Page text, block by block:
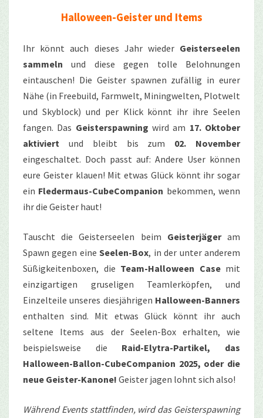
Halloween-Geister und Items
Ihr könnt auch dieses Jahr wieder Geisterseelen
sammeln und diese gegen tolle Belohnungen
eintauschen! Die Geister spawnen zufällig in eurer
Nähe (in Freebuild, Farmwelt, Miningwelten, Plotwelt
und Skyblock) und per Klick könnt ihr ihre Seelen
fangen. Das Geisterspawning wird am 17. Oktober
aktiviert und bleibt bis zum 02. November
eingeschaltet. Doch passt auf: Andere User können
eure Geister klauen! Mit etwas Glück könnt ihr sogar
ein Fledermaus-CubeCompanion bekommen, wenn
ihr die Geister haut!
Tauscht die Geisterseelen beim Geisterjägeram
Spawn gegen eineSeelen-Box, in der unter anderem
Süßigkeitenboxen, die Team-Halloween Casemit
einzigartigen gruseligen Teamlerköpfen, und
Einzelteile unseres diesjährigen Halloween-Banners
enthalten sind. Mit etwas Glück könnt ihr auch
seltene Items aus der Seelen-Box erhalten, wie
beispielsweise die Raid-Elytra-Partikel, das
Halloween-Ballon-CubeCompanion 2025, oder die
neue Geister-Kanone! Geister jagen lohnt sich also!
Während Events stattfinden, wird das Geisterspawning